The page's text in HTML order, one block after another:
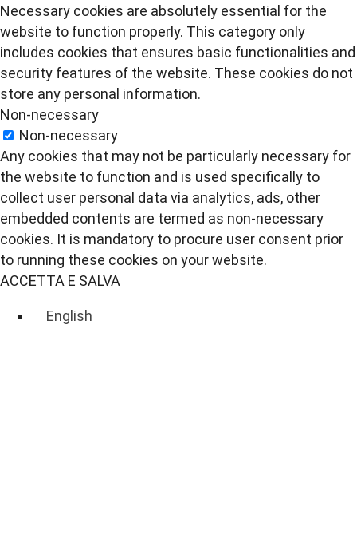
Necessary cookies are absolutely essential for the
website to function properly. This category only
includes cookies that ensures basic functionalities and
security features of the website. These cookies do not
store any personal information.
Non-necessary
Non-necessary
Any cookies that may not be particularly necessary for
the website to function and is used specifically to
collect user personal data via analytics, ads, other
embedded contents are termed as non-necessary
cookies. It is mandatory to procure user consent prior
to running these cookies on your website.
ACCETTA E SALVA
English